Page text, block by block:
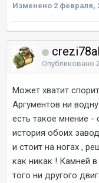
Изменено 2 февраля,
Опубликовано
Может хватит
Аргументов ни
есть такое мнение
история обоих
и стоит на ногах ,
как никак ! Камней
того ни другого